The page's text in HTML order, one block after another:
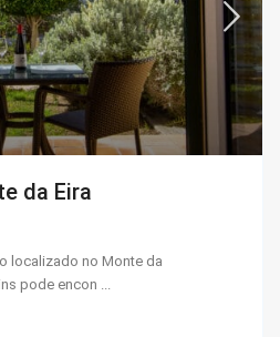
da Eira
localizado no Monte da
pode encon ...